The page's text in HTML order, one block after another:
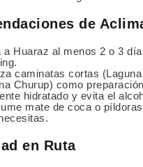
de
a Huaraz al menos 2 o 3
caminatas cortas
Churup) como
hidratado y evita el
mate de coca o
en Ruta